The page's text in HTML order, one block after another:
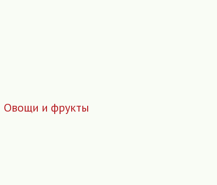
Овощи и фрукты